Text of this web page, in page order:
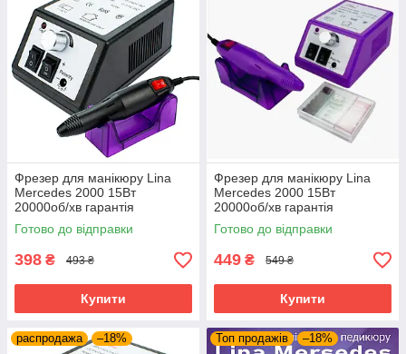
Фрезер для манікюру Lina
Mercedes 2000 15Вт
20000об/хв гарантія
потужний професійний
манікюрний фрезер Ліна
Готово до відправки
398 ₴ 493 ₴
Купити
Фрезер для манікюру Lina
Mercedes 2000 15Вт
20000об/хв гарантія
потужний професійний
манікюрний фрезер Ліна
Готово до відправки
449 ₴ 549 ₴
Купити
распродажа –18% Топ продажів –18%